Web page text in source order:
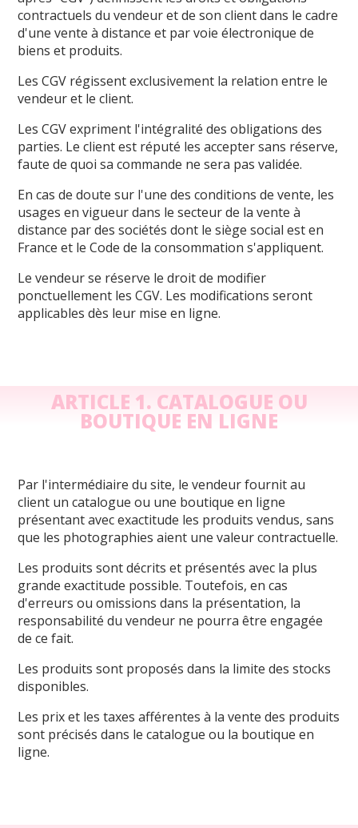
contractuels du vendeur et de son client dans le cadre
d'une vente à distance et par voie électronique de
biens et produits.
Les CGV régissent exclusivement la relation entre le
vendeur et le client.
Les CGV expriment l'intégralité des obligations des
parties. Le client est réputé les accepter sans réserve,
faute de quoi sa commande ne sera pas validée.
En cas de doute sur l'une des conditions de vente, les
usages en vigueur dans le secteur de la vente à
distance par des sociétés dont le siège social est en
France et le Code de la consommation s'appliquent.
Le vendeur se réserve le droit de modifier
ponctuellement les CGV. Les modifications seront
applicables dès leur mise en ligne.
ARTICLE 1. CATALOGUE OU
BOUTIQUE EN LIGNE
Par l'intermédiaire du site, le vendeur fournit au
client un catalogue ou une boutique en ligne
présentant avec exactitude les produits vendus, sans
que les photographies aient une valeur contractuelle.
Les produits sont décrits et présentés avec la plus
grande exactitude possible. Toutefois, en cas
d'erreurs ou omissions dans la présentation, la
responsabilité du vendeur ne pourra être engagée
de ce fait.
Les produits sont proposés dans la limite des stocks
disponibles.
Les prix et les taxes afférentes à la vente des produits
sont précisés dans le catalogue ou la boutique en
ligne.